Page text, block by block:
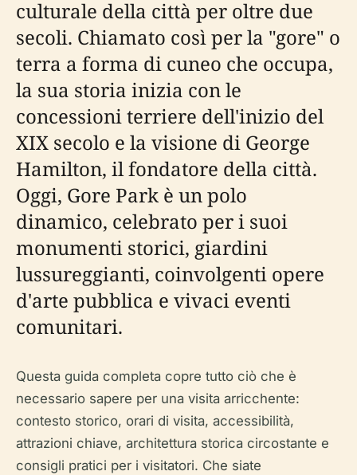
culturale della città per oltre due
secoli. Chiamato così per la "gore" o
terra a forma di cuneo che occupa,
la sua storia inizia con le
concessioni terriere dell'inizio del
XIX secolo e la visione di George
Hamilton, il fondatore della città.
Oggi, Gore Park è un polo
dinamico, celebrato per i suoi
monumenti storici, giardini
lussureggianti, coinvolgenti opere
d'arte pubblica e vivaci eventi
comunitari.
Questa guida completa copre tutto ciò che è
necessario sapere per una visita arricchente:
contesto storico, orari di visita, accessibilità,
attrazioni chiave, architettura storica circostante e
consigli pratici per i visitatori. Che siate